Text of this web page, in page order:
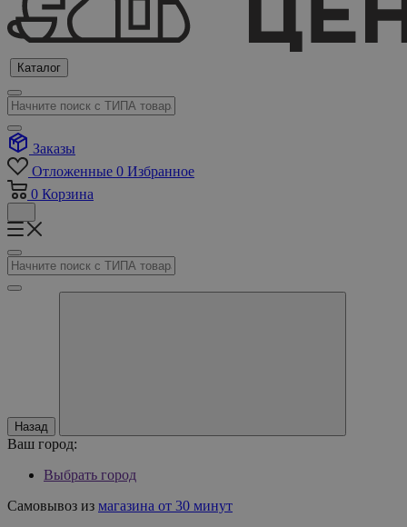
Каталог
Заказы
Отложенные 0 Избранное
0 Корзина
Назад
Ваш город:
Выбрать город
Самовывоз из магазина от 30 минут